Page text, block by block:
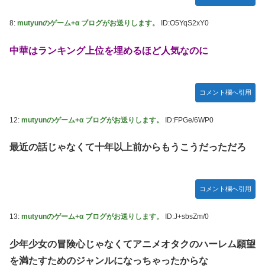
【ウマ娘】夜に食べるアイスおいち！「きーん」ってする
【にじさんじ】本日20時から、ののはとあゆゆでコラボ！
部屋作りゲーム、確率で出現するイカを見るとクラッシュす
る不具合が発生
かわいそう…会社滅茶苦茶やろなぁ」
性接待を行い審判を買収していたことが発覚…（ﾌﾞﾙﾌﾞﾙ」＝
【元NMB48】安部若菜、卒業して早くもお酒解禁
木坂46】
モーニング娘。'25『気になるその気の歌』ってガチで名曲
8: mutyunのゲーム+α ブログがお送りします。 ID:O5YqS2xY0
中華はランキング上位を埋めるほど人気なのに
コメント欄へ引用
12: mutyunのゲーム+α ブログがお送りします。 ID:FPGe/6WP0
最近の話じゃなくて十年以上前からもうこうだっただろ
コメント欄へ引用
13: mutyunのゲーム+α ブログがお送りします。 ID:J+sbsZm/0
少年少女の冒険心じゃなくてアニメオタクのハーレム願望
を満たすためのジャンルになっちゃったからな